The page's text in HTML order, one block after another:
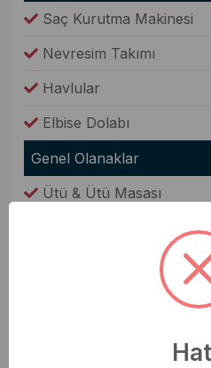
Saç Kurutma Makinesi
Nevresim Takımı
Havlular
Elbise Dolabı
Genel Olanaklar
Ütü & Ütü Masası
Çamaşır Makinesi